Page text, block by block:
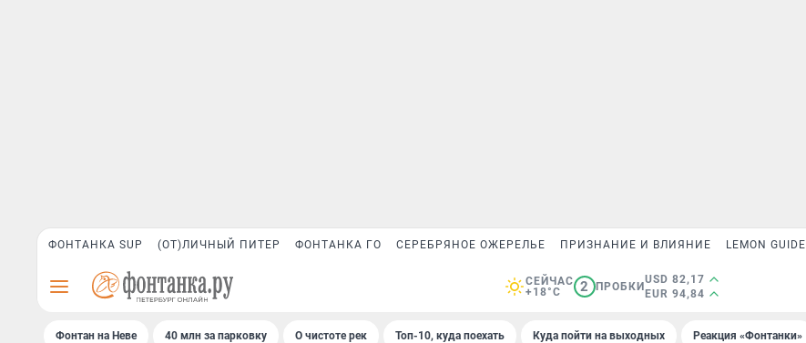
ФОНТАНКА SUP (ОТ)ЛИЧНЫЙ ПИТЕР ФОНТАНКА ГО СЕРЕБРЯНОЕ ОЖЕРЕЛЬЕ ПРИЗНАНИЕ И ВЛИЯНИЕ LEMON GUIDE
СЕЙЧАС
+18°C
2 ПРОБКИ
USD 82,17
EUR 94,84
Фонтан на Неве 40 млн за парковку О чистоте рек Топ-10, куда поехать Куда пойти на выходных Реакция «Фонтанки»